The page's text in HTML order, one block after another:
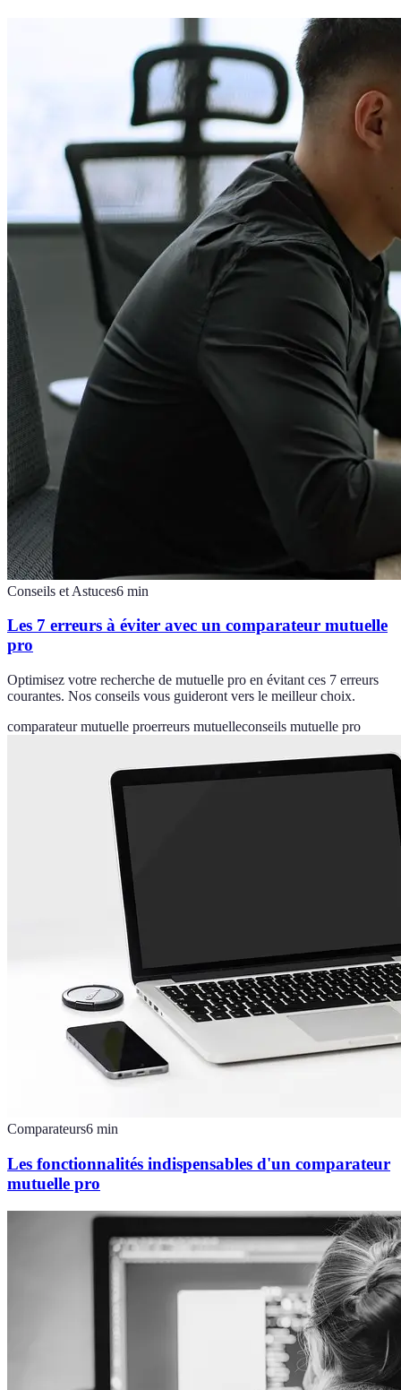
Conseils et Astuces6 min
Les 7 erreurs à éviter avec un comparateur mutuelle
pro
Optimisez votre recherche de mutuelle pro en évitant ces 7 erreurs
courantes. Nos conseils vous guideront vers le meilleur choix.
comparateur mutuelle proerreurs mutuelleconseils mutuelle pro
Comparateurs6 min
Les fonctionnalités indispensables d'un comparateur
mutuelle pro